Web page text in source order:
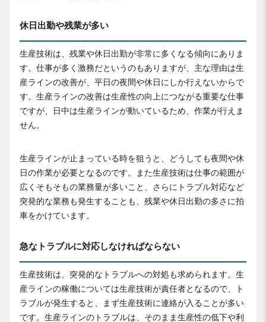
休日出勤や残業が多い
生産技術は、残業や休日出勤が非常に多くなる傾向にありま
す。仕事が多く激務だというのもありますが、主な理由は生
産ラインの改善が、平日の夜間や休日にしか行えないからで
す。生産ラインの改善は生産性の向上につながる重要な仕事
ですが、日中は生産ラインが動いているため、作業が行えま
せん。
生産ラインが止まっている時を狙うと、どうしても夜間や休
日の作業が必要となるのです。また生産技術は仕事の範囲が
広くそもそもの業務量が多いこと、さらにトラブル対応など
突発的な業務も発生することも、残業や休日出勤の多さに拍
車をかけています。
急なトラブルに対応しなければならない
生産技術は、突発的なトラブルへの対処も求められます。生
産ラインの稼働については生産技術が責任者となるので、ト
ラブルが発生すると、まず生産技術に連絡が入ることが多い
です。生産ラインのトラブルは、そのまま生産性の低下や利